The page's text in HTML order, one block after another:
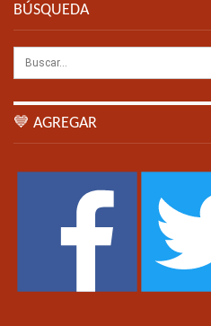
BÚSQUEDA
💙 AGREGAR